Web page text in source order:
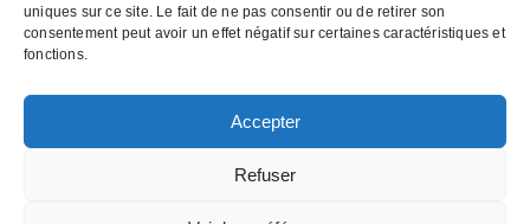
uniques sur ce site. Le fait de ne pas consentir ou de retirer son
consentement peut avoir un effet négatif sur certaines caractéristiques et
fonctions.
Accepter
Refuser
vous disposez d’un droit de modification ou de suppression de ces
données. Si vous souhaitez exercer ce droit, contactez-nous :